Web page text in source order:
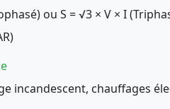
ou S = √3 × V × I
incandescent, chauffages